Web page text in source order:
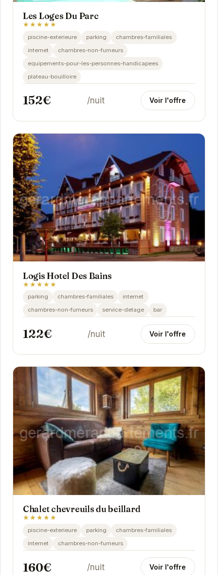
Les Loges Du Parc
★★★★★
piscine-exterieure parking
chambres-familiales
internet
chambres-non-fumeurs
equipements-pour-les-personnes-handicapees
plateau-bouilloire
152€ /nuit Voir l'offre
Logis Hotel Des Bains
★★★★★
parking chambres-familiales
internet
chambres-non-fumeurs
service-detage bar
122€ /nuit Voir l'offre
Chalet chevreuils du beillard
★★★★★
piscine-exterieure parking
chambres-familiales
internet
chambres-non-fumeurs
160€ /nuit Voir l'offre